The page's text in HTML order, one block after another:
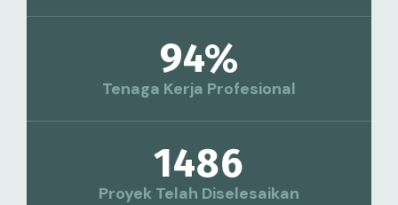
94%
Tenaga Kerja Profesional
1486
Proyek Telah Diselesaikan